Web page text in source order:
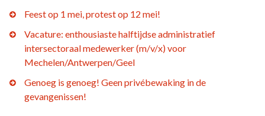
Feest op 1 mei, protest op 12 mei!
Vacature: enthousiaste halftijdse administratief
intersectoraal medewerker (m/v/x) voor
Mechelen/Antwerpen/Geel
Genoeg is genoeg! Geen privébewaking in de
gevangenissen!